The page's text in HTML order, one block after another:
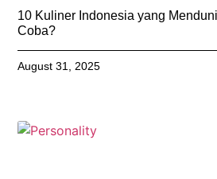
10 Kuliner Indonesia yang
Coba?
August 31, 2025